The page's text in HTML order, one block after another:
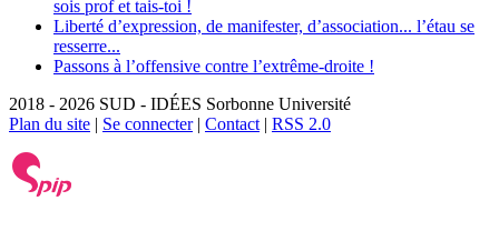
sois prof et tais-toi !
Liberté d’expression, de manifester, d’association... l’étau se
resserre...
Passons à l’offensive contre l’extrême-droite !
2018 - 2026 SUD - IDÉES Sorbonne Université
Plan du site | Se connecter| Contact | RSS 2.0